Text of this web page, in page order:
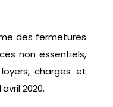
des fermetures
non essentiels,
charges et
2020.